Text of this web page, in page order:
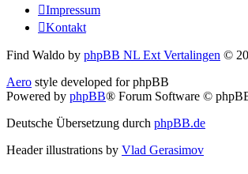
Impressum
Kontakt
Find Waldo by phpBB NL Ext Vertalingen ©
Aero style developed for phpBB
Powered by phpBB® Forum Software ©
Deutsche Übersetzung durch phpBB.de
Header illustrations by Vlad Gerasimov